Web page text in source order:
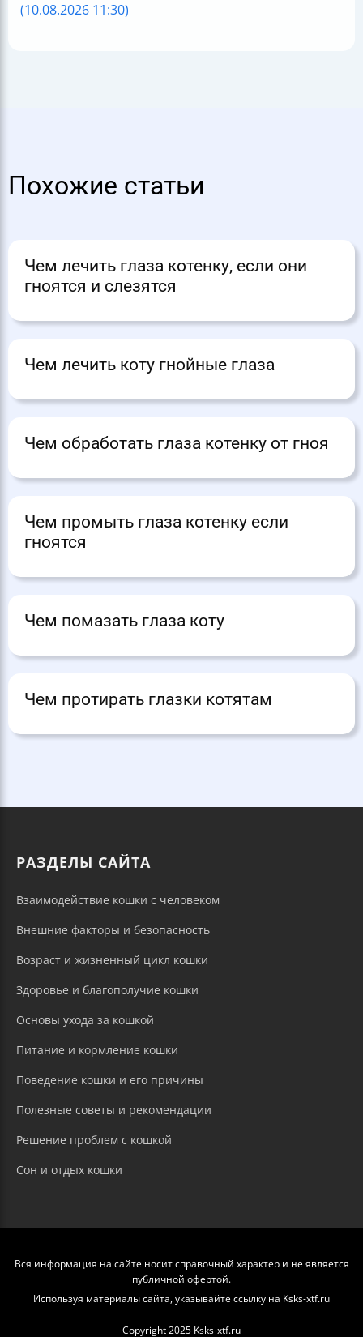
(10.08.2026 11:30)
Похожие статьи
Чем лечить глаза котенку, если они
гноятся и слезятся
Чем лечить коту гнойные глаза
Чем обработать глаза котенку от гноя
Чем промыть глаза котенку если
гноятся
Чем помазать глаза коту
Чем протирать глазки котятам
РАЗДЕЛЫ САЙТА
Взаимодействие кошки с человеком
Внешние факторы и безопасность
Возраст и жизненный цикл кошки
Здоровье и благополучие кошки
Основы ухода за кошкой
Питание и кормление кошки
Поведение кошки и его причины
Полезные советы и рекомендации
Решение проблем с кошкой
Сон и отдых кошки
Вся информация на сайте носит справочный характер и не является
публичной офертой.
Используя материалы сайта, указывайте ссылку на Ksks-xtf.ru
Copyright 2025 Ksks-xtf.ru